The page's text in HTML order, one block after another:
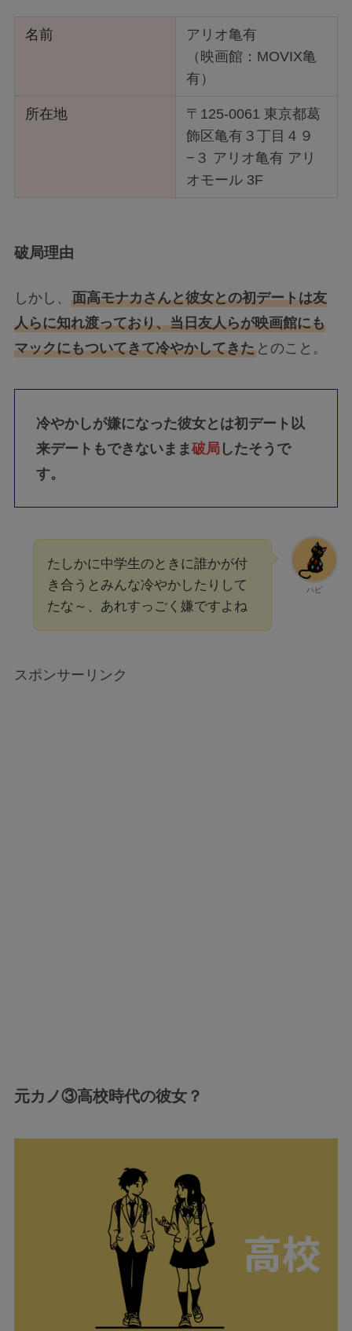
名前
アリオ亀有
（映画館：MOVIX亀
有）
所在地
〒125-0061 東京都葛
飾区亀有３丁目４９
−３ アリオ亀有 アリ
オモール 3F
破局理由
しかし、 面高モナカさんと彼女との初デートは友
人らに知れ渡っており、当日友人らが映画館にも
マックにもついてきて冷やかしてきたとのこと。
冷やかしが嫌になった彼女とは初デート以
来デートもできないまま 破局したそうで
す。
ハピ
たしかに中学生のときに誰かが付
き合うとみんな冷やかしたりして
たな～、あれすっごく嫌ですよね
スポンサーリンク
元カノ③高校時代の彼女？